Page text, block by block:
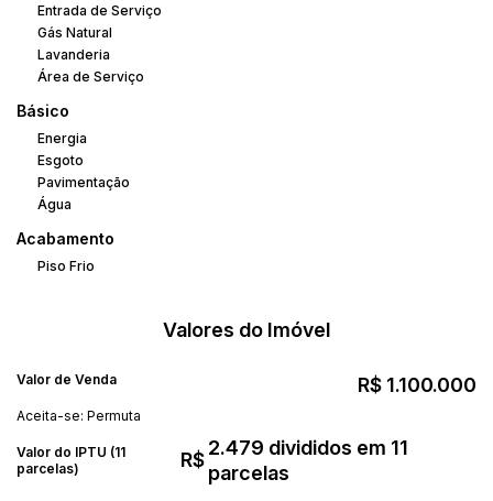
Entrada de Serviço
Gás Natural
Lavanderia
Área de Serviço
Básico
Energia
Esgoto
Pavimentação
Água
Acabamento
Piso Frio
Valores do Imóvel
R$ 1.100.000
Valor de Venda
Aceita-se: Permuta
Valor do IPTU (11
parcelas)
R$
2.479 divididos em 11
parcelas